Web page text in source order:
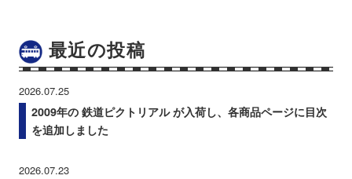
最近の投稿
2026.07.25
2009年の 鉄道ピクトリアル が入荷し、各商品ページに目次
を追加しました
2026.07.23